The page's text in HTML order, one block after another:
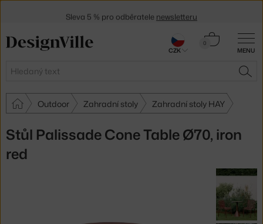
MENU
Hledat
0
Košík
Outdoor Zahradní stoly Zahradní stoly HAY
Stůl Palissade Cone Table Ø70, iron
red
Sleva 5 % pro odběratele newsletteru
30 dní na vrácení zboží
CZK